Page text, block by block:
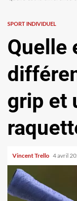
SPORT INDIVIDUEL
Quelle
grip et
Vincent Trello 4 avril